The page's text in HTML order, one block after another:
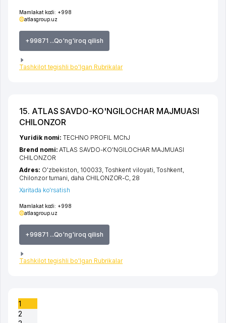
Mamlakat kodi: +998
atlasgroup.uz
+99871 ...Qo'ng'iroq qilish
Tashkilot tegishli bo'lgan Rubrikalar
15. ATLAS SAVDO-KO'NGILOCHAR MAJMUASI
CHILONZOR
Mamlakat kodi: +998
atlasgroup.uz
+99871 ...Qo'ng'iroq qilish
Tashkilot tegishli bo'lgan Rubrikalar
Yuridik nomi:TECHNO PROFIL MChJ
Brend nomi:ATLAS SAVDO-KO'NGILOCHAR MAJMUASI
CHILONZOR
Adres: O'zbekiston, 100033, Toshkent viloyati Toshkent
Chilonzor tumani daha CHILONZOR-C , 28
Xaritada ko'rsatish
1
2